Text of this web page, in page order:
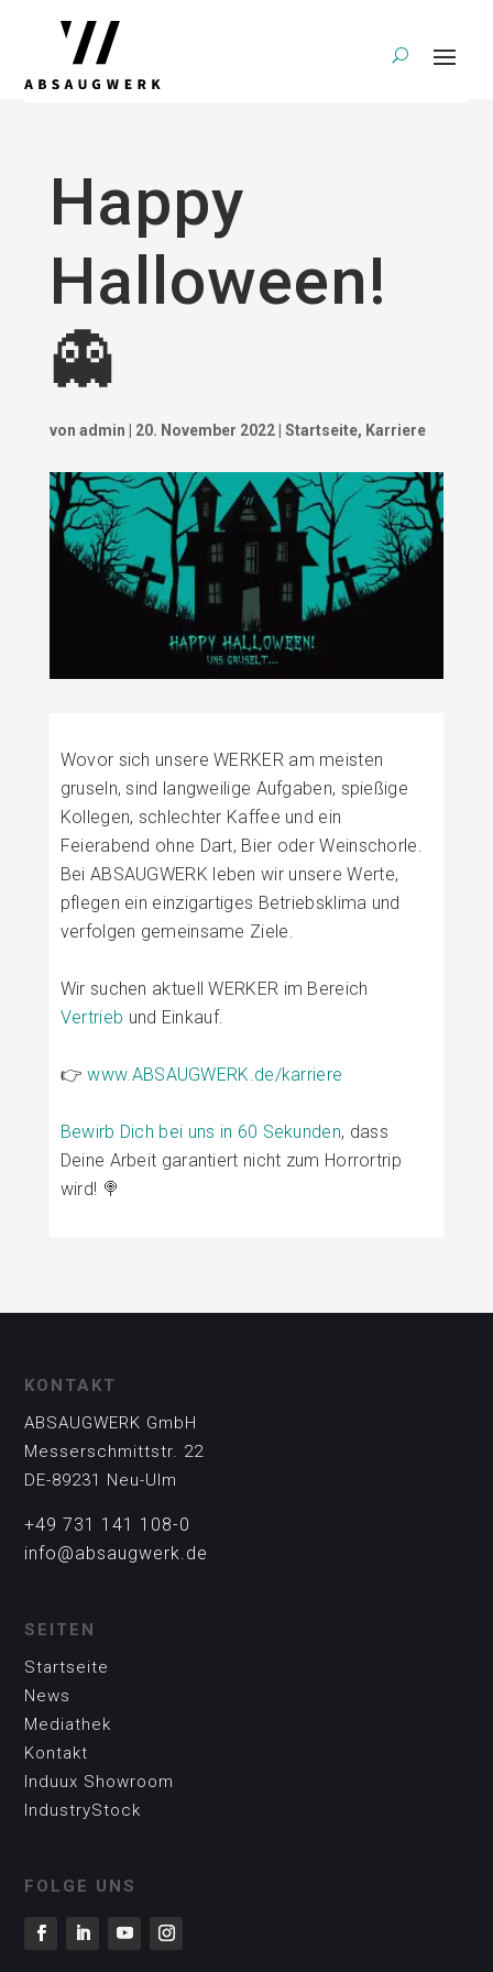
Happy
Halloween!
👻
von admin 20. November 2022| Startseite, Karriere
Wovor sich unsere WERKER am meisten
gruseln, sind langweilige Aufgaben, spießige
Kollegen, schlechter Kaffee und ein
Feierabend ohne Dart, Bier oder Weinschorle.
Bei ABSAUGWERK leben wir unsere Werte,
pflegen ein einzigartiges Betriebsklima und
verfolgen gemeinsame Ziele.
Wir suchen aktuell WERKER im Bereich
Vertrieb und Einkauf.
👉www.ABSAUGWERK.de/karriere
Bewirb Dich bei uns in 60 Sekunden, dass
Deine Arbeit garantiert nicht zum Horrortrip
wird! 🍭
KONTAKT
ABSAUGWERK GmbH
Messerschmittstr. 22
DE-89231 Neu-Ulm
+49 731 141 108-0
info@absaugwerk.de
SEITEN
Startseite
News
Mediathek
Kontakt
Induux Showroom
IndustryStock
FOLGE UNS